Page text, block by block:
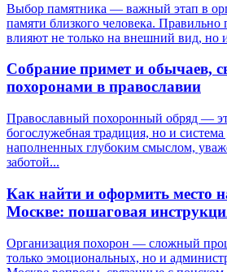
Выбор памятника — важный этап в
памяти близкого человека.
влияют не только на внешний вид, но
Собрание примет и обычаев,
похоронами в православии
Православный похоронный обряд —
богослужебная традиция, но и
наполненных глубоким смыслом,
заботой...
Как найти и оформить место
Москве: пошаговая
Организация похорон — сложный
только эмоциональных, но и